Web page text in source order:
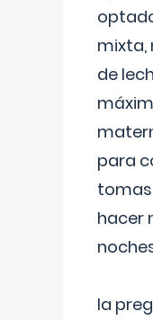
mixta,
de
para
tomas
hacer
la